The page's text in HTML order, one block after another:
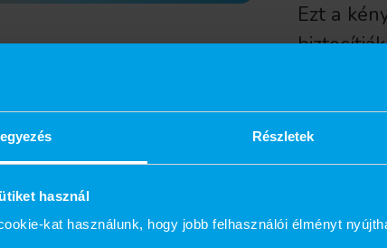
Részletek
használ
kat használunk, hogy jobb felhasználói élményt
Ezt a